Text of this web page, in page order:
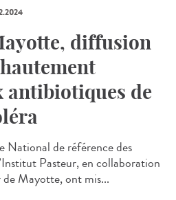
diffusion
antibiotiques de
National de référence des
Pasteur, en collaboration
Mayotte, ont mis...